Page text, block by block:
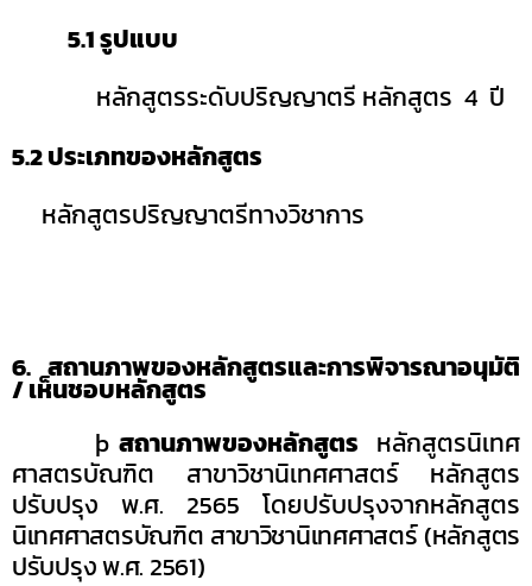
5.1รูปแบบ
หลักสูตรระดับปริญญาตรี หลักสูตร4 ปี
5.2ประเภทของหลักสูตร
หลักสูตรปริญญาตรีทางวิชาการ
6. สถานภาพของหลักสูตรและการพิจารณาอนุมัติ
/เห็นชอบหลักสูตร
þ สถานภาพของหลักสูตร หลักสูตรนิเทศ
ศาสตรบัณฑิต สาขาวิชานิเทศศาสตร์ หลักสูตร
ปรับปรุง พ.ศ. 2565 โดยปรับปรุงจากหลักสูตร
นิเทศศาสตรบัณฑิต สาขาวิชานิเทศศาสตร์ (หลักสูตร
ปรับปรุง พ.ศ. 2561)